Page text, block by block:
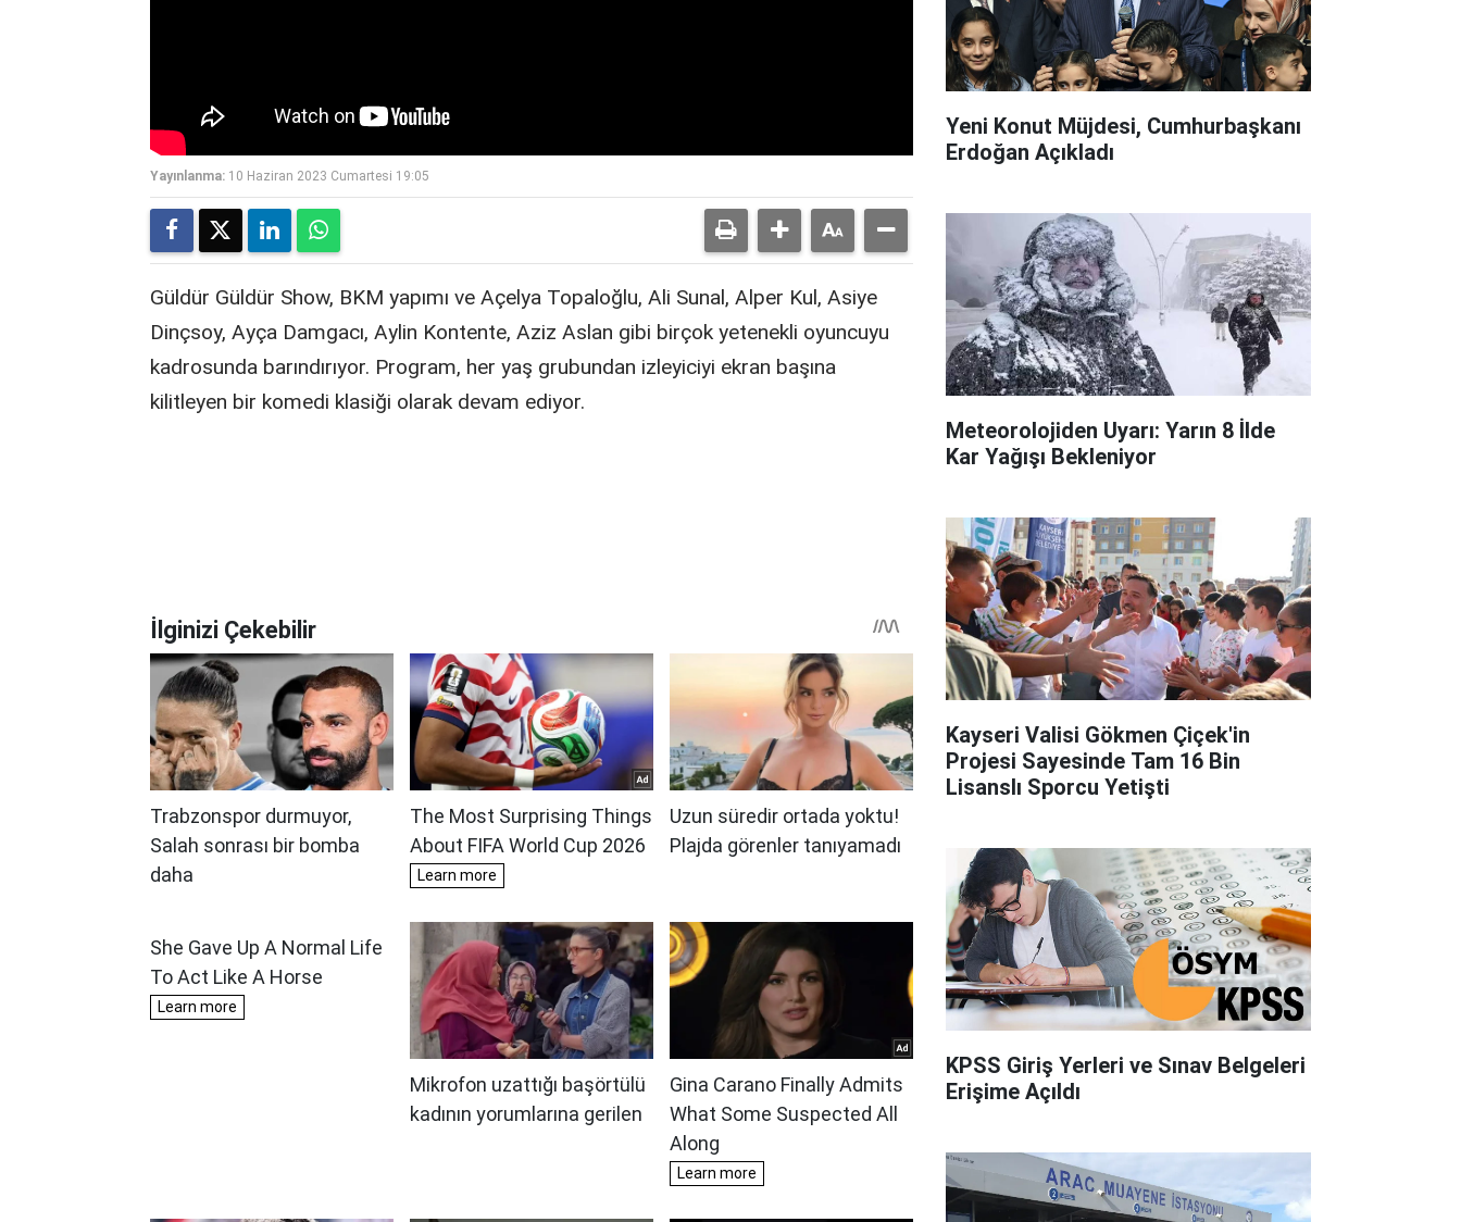
Yayınlanma: 10 Haziran 2023 Cumartesi 19:05
Güldür Güldür Show, BKM yapımı ve Açelya Topaloğlu, Ali Sunal, Alper Kul, Asiye
Dinçsoy, Ayça Damgacı, Aylin Kontente, Aziz Aslan gibi birçok yetenekli oyuncuyu
kadrosunda barındırıyor. Program, her yaş grubundan izleyiciyi ekran başına
kilitleyen bir komedi klasiği olarak devam ediyor.
Yeni Konut Müjdesi, Cumhurbaşkanı
Erdoğan Açıkladı
Meteorolojiden Uyarı: Yarın 8 İlde
Kar Yağışı Bekleniyor
Kayseri Valisi Gökmen Çiçek'in
Projesi Sayesinde Tam 16 Bin
Lisanslı Sporcu Yetişti
KPSS Giriş Yerleri ve Sınav Belgeleri
Erişime Açıldı